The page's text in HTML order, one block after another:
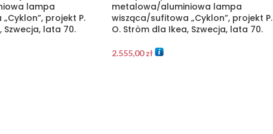
lampa
projekt P.
Szwecja, lata 70.
metalowa/aluminiowa lampa
wisząca/sufitowa „Cyklon”, projekt P.
O. Ström dla Ikea, Szwecja, lata 70.
2.555,00zł